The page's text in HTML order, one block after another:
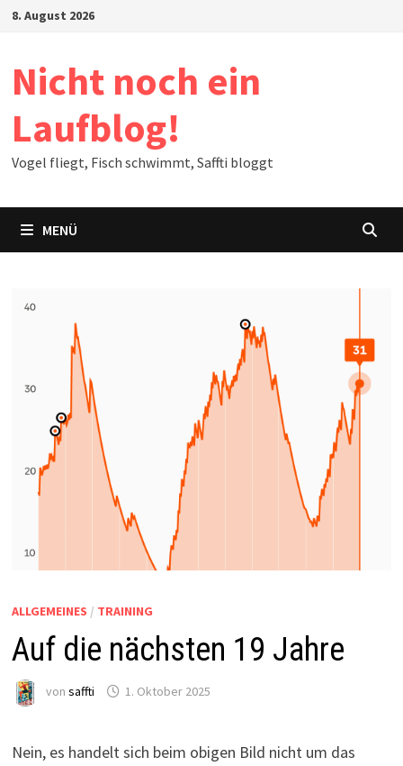
Zum8. August 2026
Nicht noch ein
Laufblog!
Vogel fliegt, Fisch schwimmt, Saffti bloggt
MENÜ
ALLGEMEINES / TRAINING
Auf die nächsten 19 Jahre
von saffti 1. Oktober 2025
Nein, es handelt sich beim obigen Bild nicht um das